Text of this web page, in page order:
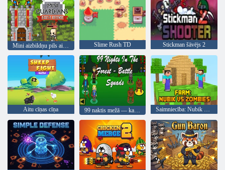
Mini aizbildņu pils aizsardzība Slime Rush TD Stickman šāvējs 2
Aitu cīņas cīņa 99 naktis mežā — kaujas vienības Saimniecība: Nubik Vs Zombies